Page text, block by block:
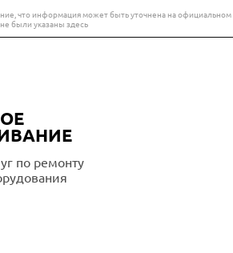
что информация может быть уточнена на
были указаны здесь
по ремонту